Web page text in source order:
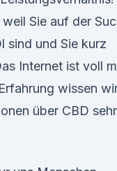
Sie auf der
sind und Sie kurz
Internet ist voll
wissen
über CBD sehr